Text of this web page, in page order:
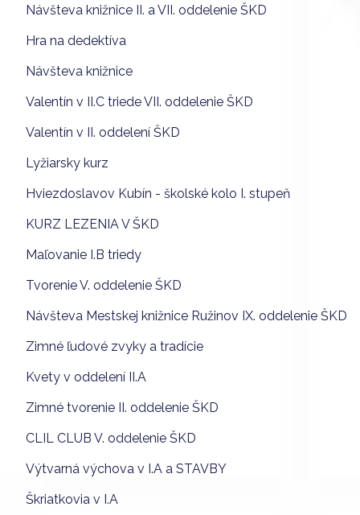
Návšteva knižnice II. a VII. oddelenie ŠKD
Hra na dedektíva
Návšteva knižnice
Valentín v II.C triede VII. oddelenie ŠKD
Valentín v II. oddelení ŠKD
Lyžiarsky kurz
Hviezdoslavov Kubín - školské kolo I. stupeň
KURZ LEZENIA V ŠKD
Maľovanie I.B triedy
Tvorenie V. oddelenie ŠKD
Návšteva Mestskej knižnice Ružinov IX. oddelenie ŠKD
Zimné ľudové zvyky a tradície
Kvety v oddelení II.A
Zimné tvorenie II. oddelenie ŠKD
CLIL CLUB V. oddelenie ŠKD
Výtvarná výchova v I.A a STAVBY
Škriatkovia v I.A